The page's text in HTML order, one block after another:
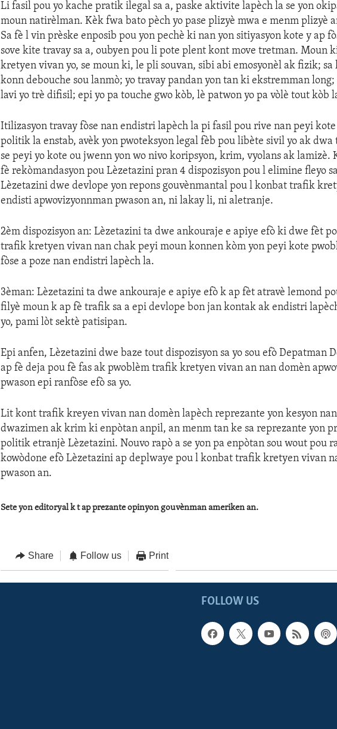
Li fasil pou yo kache pratik ilegal sa a, paske aktivite lapèch la se yon
moun natirèlman. Kèk fwa bato pèch yo pase plizyè mwa e menm plizyè
Sa fè l vin prèske enposib pou yon pechè ki nan yon sitiyasyon kote y ap
sove kite travay sa a, oubyen pou li pote plent kont move tretman. Moun
kretyen vivan yo, se moun ki, le pli souvan, sibi abi emosyonèl ak fizik;
konn debouche sou lanmò; yo travay pandan yon tan ki ekstremman
lavi yo trè difisil; epi yo pa touche gwo kòb, lè patwon yo pa vòlè tout kòb
Itilizasyon travay fòse nan endistri lapèch la pi fasil pou rive nan peyi
politik la enstab, avèk yon pwoteksyon legal fèb pou libète sivil yo ak dwa
se peyi yo kote ou jwenn yon wo nivo koripsyon, krim, vyolans ak lamizè.
fè rekòmandasyon pou Lèzetazini pran 4 dispozisyon pou l elimine fleyo
Lèzetazini dwe devlope yon repons gouvènmantal pou l konbat trafik
endisti apwovizyonnman pwason an, ni lakay li, ni aletranje.
2èm dispozisyon an: Lèzetazini ta dwe ankouraje e apiye efò ki dwe fèt
trafik kretyen vivan nan chak peyi moun konnen kòm yon peyi kote
fòse a poze nan endistri lapèch la.
3èman: Lèzetazini ta dwe ankouraje e apiye efò k ap fèt atravè lemond
filyè moun k ap fè trafik sa a epi devlope bon jan kontak ak endistri
yo, pami lòt sektè patisipan.
Epi anfen, Lèzetazini dwe baze tout dispozisyon sa yo sou efò Depatman
ap fè deja pou fè fas ak pwoblèm trafik kretyen vivan an nan domèn
pwason epi ranfòse efò sa yo.
Lit kont trafik kreyen vivan nan domèn lapèch reprezante yon kesyon
dwazimen ak krim ki enpòtan anpil, an menm tan ke sa reprezante yon
politik etranjè Lèzetazini. Nouvo rapò a se yon pa enpòtan sou wout pou
kowòdone efò Lèzetazini ap deplwaye pou l konbat trafik kretyen vivan
pwason an.
Sete yon editoryal k t ap prezante opinyon gouvènman ameriken an.
Share Follow us Print
FOLLOW US